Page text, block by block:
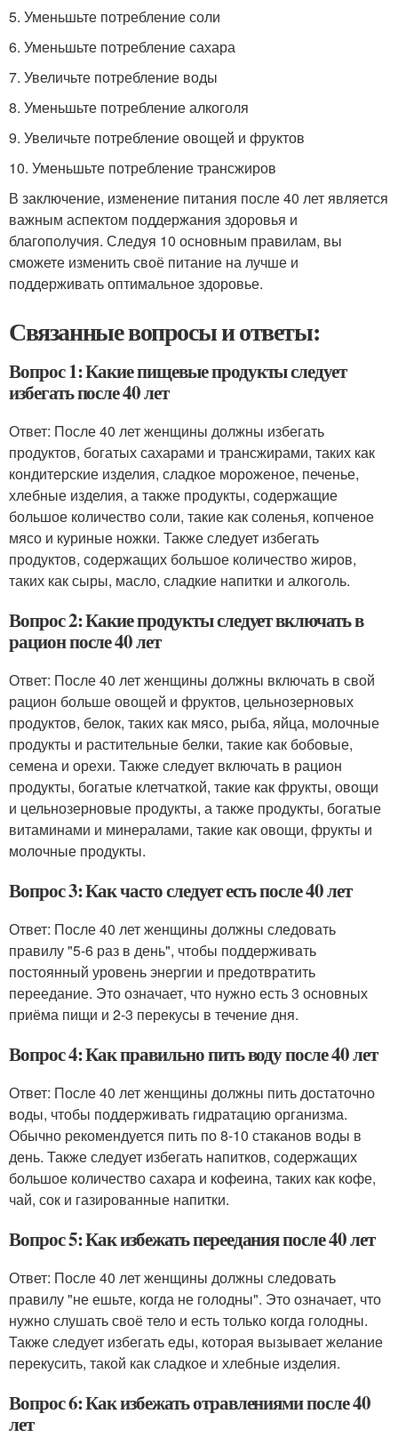
5. Уменьшьте потребление соли
6. Уменьшьте потребление сахара
7. Увеличьте потребление воды
8. Уменьшьте потребление алкоголя
9. Увеличьте потребление овощей и фруктов
10. Уменьшьте потребление трансжиров
В заключение, изменение питания после 40 лет является
важным аспектом поддержания здоровья и
благополучия. Следуя 10 основным правилам, вы
сможете изменить своё питание на лучше и
поддерживать оптимальное здоровье.
Связанные вопросы и ответы:
Вопрос 1: Какие пищевые продукты следует
избегать после 40 лет
Ответ: После 40 лет женщины должны избегать
продуктов, богатых сахарами и трансжирами, таких как
кондитерские изделия, сладкое мороженое, печенье,
хлебные изделия, а также продукты, содержащие
большое количество соли, такие как соленья, копченое
мясо и куриные ножки. Также следует избегать
продуктов, содержащих большое количество жиров,
таких как сыры, масло, сладкие напитки и алкоголь.
Вопрос 2: Какие продукты следует включать в
рацион после 40 лет
Ответ: После 40 лет женщины должны включать в свой
рацион больше овощей и фруктов, цельнозерновых
продуктов, белок, таких как мясо, рыба, яйца, молочные
продукты и растительные белки, такие как бобовые,
семена и орехи. Также следует включать в рацион
продукты, богатые клетчаткой, такие как фрукты, овощи
и цельнозерновые продукты, а также продукты, богатые
витаминами и минералами, такие как овощи, фрукты и
молочные продукты.
Вопрос 3: Как часто следует есть после 40 лет
Ответ: После 40 лет женщины должны следовать
правилу "5-6 раз в день", чтобы поддерживать
постоянный уровень энергии и предотвратить
переедание. Это означает, что нужно есть 3 основных
приёма пищи и 2-3 перекусы в течение дня.
Вопрос 4: Как правильно пить воду после 40 лет
Ответ: После 40 лет женщины должны пить достаточно
воды, чтобы поддерживать гидратацию организма.
Обычно рекомендуется пить по 8-10 стаканов воды в
день. Также следует избегать напитков, содержащих
большое количество сахара и кофеина, таких как кофе,
чай, сок и газированные напитки.
Вопрос 5: Как избежать переедания после 40 лет
Ответ: После 40 лет женщины должны следовать
правилу "не ешьте, когда не голодны". Это означает, что
нужно слушать своё тело и есть только когда голодны.
Также следует избегать еды, которая вызывает желание
перекусить, такой как сладкое и хлебные изделия.
Вопрос 6: Как избежать отравлениями после 40
лет